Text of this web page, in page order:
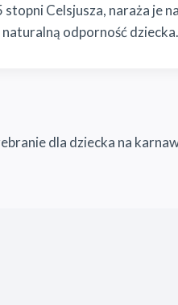
Celsjusza, naraża je
odporność dziecka.
dla dziecka na